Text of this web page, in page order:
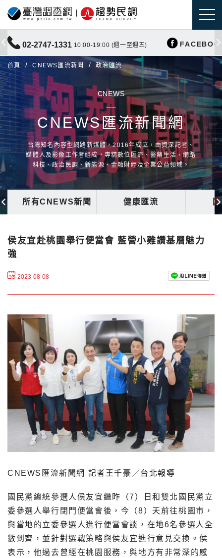
02-2747-1331 10:00-19:00 (週一至週五)
首頁 CNEWS匯流新聞 政治匯流
CNEWS
CNEWS匯流新聞網
台灣知名內容型網路新媒體，2016年成立，由資深記者、
媒體人及影像工作者組成，專精數位匯流、醫藥生活、網路
科技、政治民調、新能源、金融財經及企業公益領域。
所有CNEWS新聞 健康匯流
侯友宜赴桃園舉行便當會 藍營小雞讚基層魅力
強
2023-08-08
CNEWS匯流新聞網 記者王千豪／台北報導
國民黨總統參選人侯友宜繼昨（7）日和雙北國民黨立
委參選人舉行閉門便當會後，今（8）天前往桃園市，
與當地的立委參選人進行便當會談，在地6名參選人全
數到齊，並針對選戰策略與侯友宜進行意見交換。侯
表示，他過去曾經在桃園服務，與地方有非常深的感